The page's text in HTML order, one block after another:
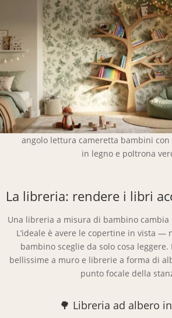
angolo lettura cameretta bambini
in legno e poltrona
La libreria: rendere i libri
Una libreria a misura di bambino
L’ideale è avere le copertine in vista
bambino sceglie da solo cosa leggere.
bellissime a muro e librerie a forma di
punto focale della
🌳 Libreria ad albero